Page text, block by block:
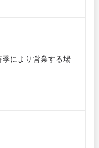
により営業する場